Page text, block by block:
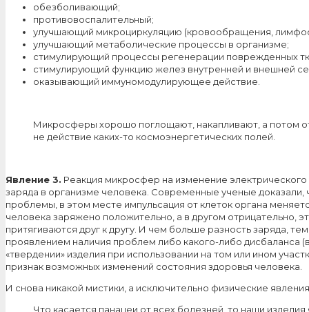
обезболивающий;
противовоспалительный;
улучшающий микроциркуляцию (кровообращения,
улучшающий метаболические процессы в организме;
стимулирующий процессы регенерации поврежденных
стимулирующий функцию желез внутренней и внешней
оказывающий иммуномодулирующее действие.
Микросферы хорошо поглощают, накапливают, а потом
не действие каких-то космоэнергетических полей.
Явление 3. Реакция микросфер на изменение
заряда в организме человека. Современные ученые
проблемы, в этом месте импульсация от клеток органа
человека заряжено положительно, а в другом отрицательно,
притягиваются друг к другу. И чем больше разность заряда,
проявлением наличия проблем либо какого-либо дисбаланса
«твердении» изделия при использовании на том или ином
признак возможных изменений состояния здоровья человека.
И снова никакой мистики, а исключительно физические
Что касается панацеи от всех болезней, то наши